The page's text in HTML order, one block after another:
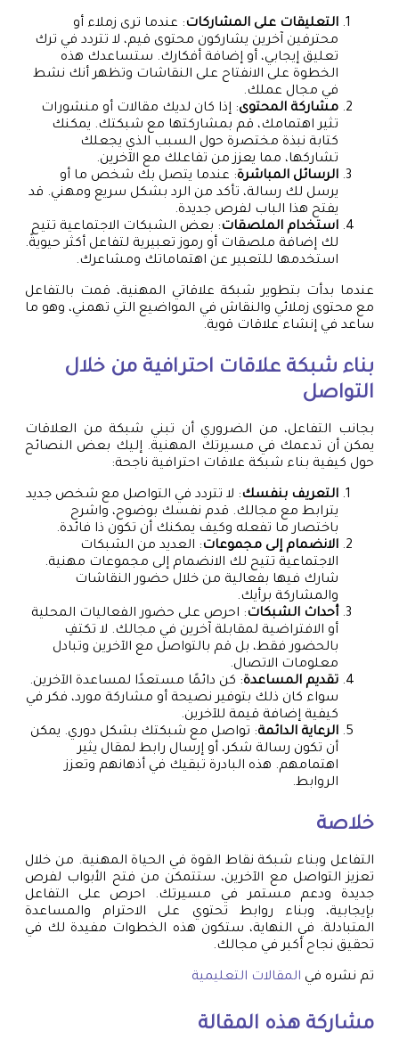
التعليقات على المشاركات: عندما ترى زملاء أو
محترفين آخرين يشاركون محتوى قيم، لا تتردد في ترك
تعليق إيجابي، أو إضافة أفكارك. ستساعدك هذه
الخطوة على الانفتاح على النقاشات وتظهر أنك نشط
في مجال عملك.
مشاركة المحتوى: إذا كان لديك مقالات أو منشورات
تثير اهتمامك، قم بمشاركتها مع شبكتك. يمكنك
كتابة نبذة مختصرة حول السبب الذي يجعلك
تشاركها، مما يعزز من تفاعلك مع الآخرين.
الرسائل المباشرة: عندما يتصل بك شخص ما أو
يرسل لك رسالة، تأكد من الرد بشكل سريع ومهني. قد
يفتح هذا الباب لفرص جديدة.
استخدام الملصقات: بعض الشبكات الاجتماعية تتيح
لك إضافة ملصقات أو رموز تعبيرية لتفاعل أكثر حيويةً.
استخدمها للتعبير عن اهتماماتك ومشاعرك.
عندما بدأت بتطوير شبكة علاقاتي المهنية، قمت بالتفاعل
مع محتوى زملائي والنقاش في المواضيع التي تهمني، وهو ما
ساعد في إنشاء علاقات قوية.
بناء شبكة علاقات احترافية من خلال
التواصل
بجانب التفاعل، من الضروري أن تبني شبكة من العلاقات
يمكن أن تدعمك في مسيرتك المهنية. إليك بعض النصائح
حول كيفية بناء شبكة علاقات احترافية ناجحة:
التعريف بنفسك: لا تتردد في التواصل مع شخص جديد
يترابط مع مجالك. قدم نفسك بوضوح، واشرح
باختصار ما تفعله وكيف يمكنك أن تكون ذا فائدة.
الانضمام إلى مجموعات: العديد من الشبكات
الاجتماعية تتيح لك الانضمام إلى مجموعات مهنية.
شارك فيها بفعالية من خلال حضور النقاشات
والمشاركة برأيك.
أحداث الشبكات: احرص على حضور الفعاليات المحلية
أو الافتراضية لمقابلة آخرين في مجالك. لا تكتفِ
بالحضور فقط، بل قم بالتواصل مع الآخرين وتبادل
معلومات الاتصال.
تقديم المساعدة: كن دائمًا مستعدًا لمساعدة الآخرين.
سواء كان ذلك بتوفير نصيحة أو مشاركة مورد، فكر في
كيفية إضافة قيمة للآخرين.
الرعاية الدائمة: تواصل مع شبكتك بشكل دوري. يمكن
أن تكون رسالة شكر، أو إرسال رابط لمقال يثير
اهتمامهم. هذه البادرة تبقيك في أذهانهم وتعزز
الروابط.
خلاصة
التفاعل وبناء شبكة نقاط القوة في الحياة المهنية. من خلال
تعزيز التواصل مع الآخرين، ستتمكن من فتح الأبواب لفرص
جديدة ودعم مستمر في مسيرتك. احرص على التفاعل
بإيجابية، وبناء روابط تحتوي على الاحترام والمساعدة
المتبادلة. في النهاية، ستكون هذه الخطوات مفيدة لك في
تحقيق نجاح أكبر في مجالك.
تم نشره في المقالات التعليمية
مشاركة هذه المقالة